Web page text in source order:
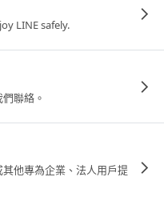
LINE safely.
聯絡。
他專為企業、法人用戶提